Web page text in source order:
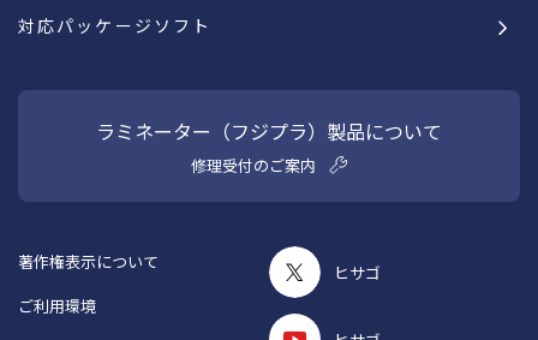
対応パッケージソフト
ラミネーター（フジプラ）製品について
修理受付のご案内
ヒサゴ
著作権表示について
ご利用環境